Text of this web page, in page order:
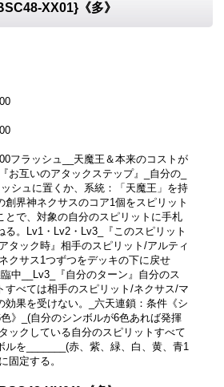
XX01}《多》
フラッシュ__天魔王＆本来のコストが
お互いのアタックステップ』_自分の_
ッシュに置くか、系統：「天魔王」を持
創界神ネクサスのコア1個をスピリット
とで、対象の自分のスピリットに手札
る。Lv1・Lv2・Lv3_『このスピリット
タック時』相手のスピリット/アルティ
クサス1つずつをデッキの下に戻せ
中__Lv3_『自分のターン』自分のス
すべては相手のスピリット/ネクサス/マ
効果を受けない。_六天連鎖：条件《シ
》_(自分のシンボルが6色あれば発揮
ックしている自分のスピリットすべて
ルを_______(赤、紫、緑、白、黄、青1
固定する。